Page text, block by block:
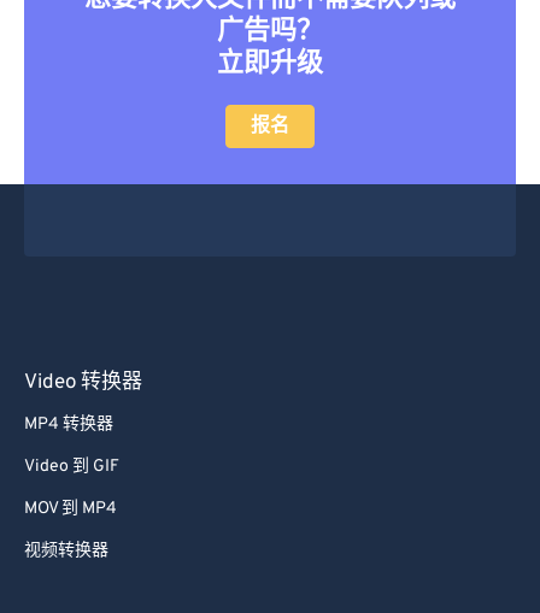
广告吗？
立即升级
报名
Video 转换器
MP4 转换器
Video 到 GIF
MOV 到 MP4
视频转换器